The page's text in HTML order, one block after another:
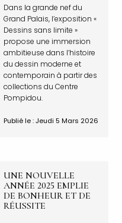
Dans la grande nef du
Grand Palais, l’exposition «
Dessins sans limite »
propose une immersion
ambitieuse dans l’histoire
du dessin moderne et
contemporain à partir des
collections du Centre
Pompidou.
Publié le : Jeudi 5 Mars 2026
UNE NOUVELLE
ANNÉE 2025 EMPLIE
DE BONHEUR ET DE
RÉUSSITE